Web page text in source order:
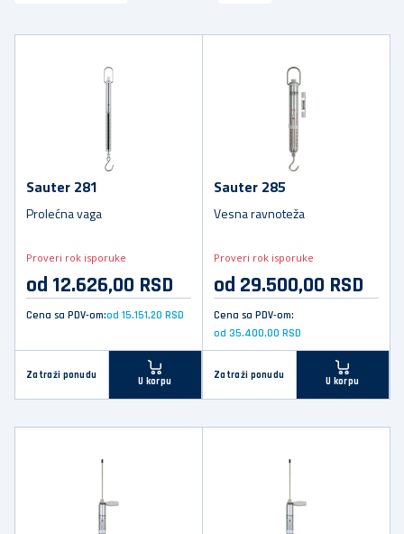
Sauter 281
Prolećna vaga
Proveri rok isporuke
od 12.626,00 RSD
Cena sa PDV-om:od 15.151,20 RSD
Zatraži ponudu
U korpu
Sauter 285
Vesna ravnoteža
Proveri rok isporuke
od 29.500,00 RSD
Cena sa PDV-om:
od 35.400,00 RSD
Zatraži ponudu
U korpu